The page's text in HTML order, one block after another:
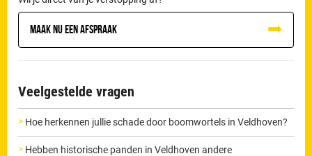
Maak nu een afspraak
Veelgestelde vragen
Hoe herkennen jullie schade door boomwortels in Veldhoven?
Hebben historische panden in Veldhoven andere